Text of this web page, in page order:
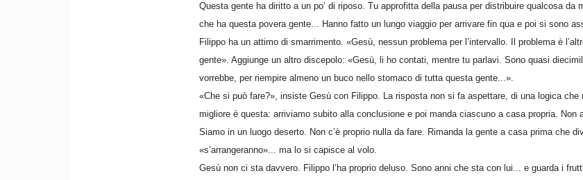
Questa gente ha diritto a un po’ di riposo. Tu approfitta della pausa per distribuire qualcosa da
che ha questa povera gente... Hanno fatto un lungo viaggio per arrivare fin qua e poi si sono
Filippo ha un attimo di smarrimento. «Gesù, nessun problema per l’intervallo. Il problema è
gente». Aggiunge un altro discepolo: «Gesù, li ho contati, mentre tu parlavi. Sono quasi
vorrebbe, per riempire almeno un buco nello stomaco di tutta questa gente...».
«Che si può fare?», insiste Gesù con Filippo. La risposta non si fa aspettare, di una logica che
migliore è questa: arriviamo subito alla conclusione e poi manda ciascuno a casa propria. Non
Siamo in un luogo deserto. Non c’è proprio nulla da fare. Rimanda la gente a casa prima che
«s’arrangeranno»... ma lo si capisce al volo.
Gesù non ci sta davvero. Filippo l’ha proprio deluso. Sono anni che sta con lui... e guarda i